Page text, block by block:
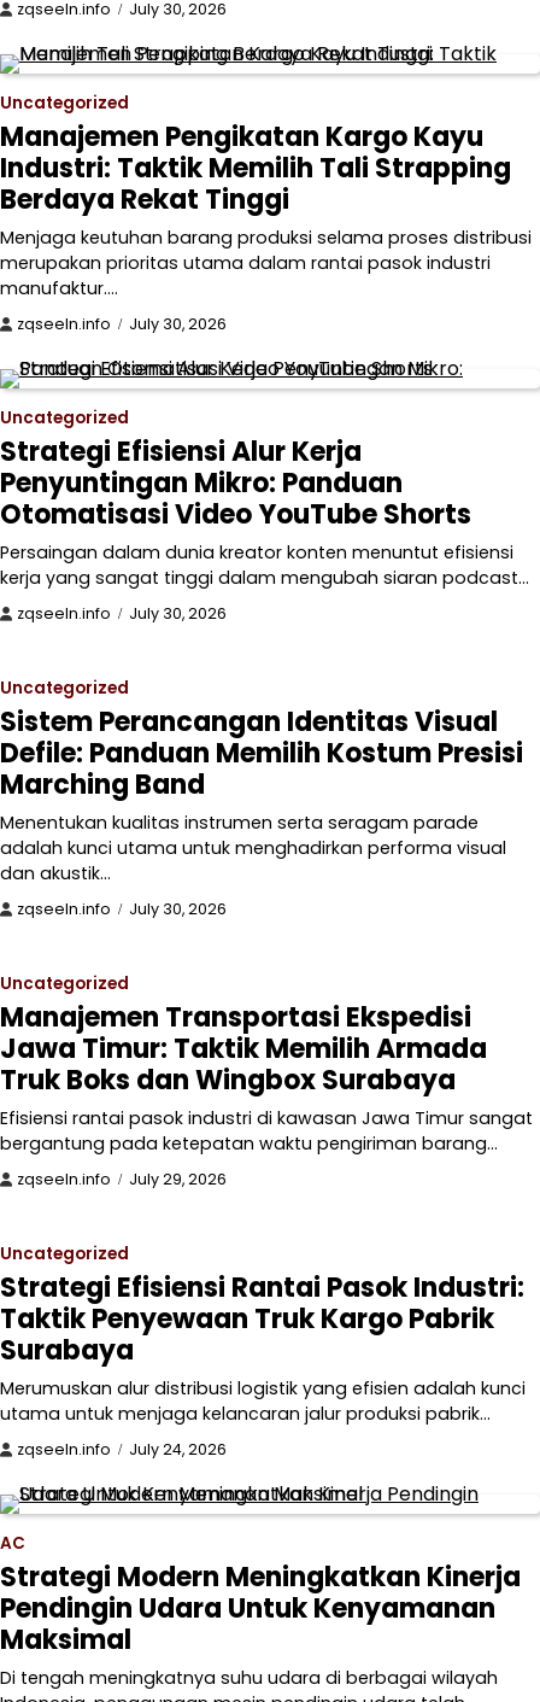
zqseeln.info July 30, 2026
Uncategorized
Manajemen Pengikatan Kargo Kayu
Industri: Taktik Memilih Tali Strapping
Berdaya Rekat Tinggi
Menjaga keutuhan barang produksi selama proses distribusi
merupakan prioritas utama dalam rantai pasok industri
manufaktur.…
zqseeln.info July 30, 2026
Uncategorized
Strategi Efisiensi Alur Kerja
Penyuntingan Mikro: Panduan
Otomatisasi Video YouTube Shorts
Persaingan dalam dunia kreator konten menuntut efisiensi
kerja yang sangat tinggi dalam mengubah siaran podcast…
zqseeln.info July 30, 2026
Uncategorized
Sistem Perancangan Identitas Visual
Defile: Panduan Memilih Kostum Presisi
Marching Band
Menentukan kualitas instrumen serta seragam parade
adalah kunci utama untuk menghadirkan performa visual
dan akustik…
zqseeln.info July 30, 2026
Uncategorized
Manajemen Transportasi Ekspedisi
Jawa Timur: Taktik Memilih Armada
Truk Boks dan Wingbox Surabaya
Efisiensi rantai pasok industri di kawasan Jawa Timur sangat
bergantung pada ketepatan waktu pengiriman barang…
zqseeln.info July 29, 2026
Uncategorized
Strategi Efisiensi Rantai Pasok Industri:
Taktik Penyewaan Truk Kargo Pabrik
Surabaya
Merumuskan alur distribusi logistik yang efisien adalah kunci
utama untuk menjaga kelancaran jalur produksi pabrik…
zqseeln.info July 24, 2026
AC
Strategi Modern Meningkatkan Kinerja
Pendingin Udara Untuk Kenyamanan
Maksimal
Di tengah meningkatnya suhu udara di berbagai wilayah